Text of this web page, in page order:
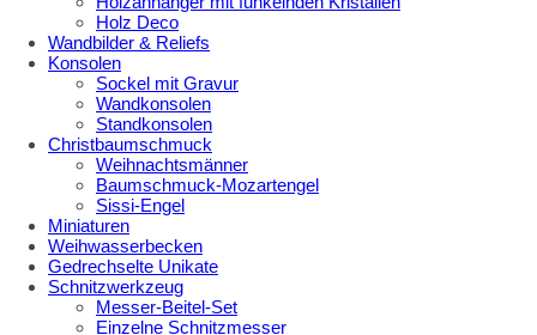
Holz Deco
Wandbilder & Reliefs
Konsolen
Sockel mit Gravur
Wandkonsolen
Standkonsolen
Christbaumschmuck
Weihnachtsmänner
Baumschmuck-Mozartengel
Sissi-Engel
Miniaturen
Weihwasserbecken
Gedrechselte Unikate
Schnitzwerkzeug
Messer-Beitel-Set
Einzelne Schnitzmesser